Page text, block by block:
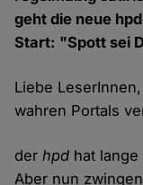
geht die neue
Start: "Spott sei
Liebe
wahren Portals
derhpd hat
Aber nun